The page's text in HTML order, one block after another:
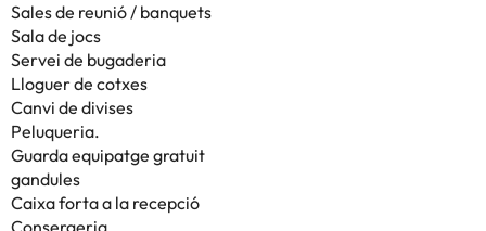
Sales de reunió / banquets
Sala de jocs
Servei de bugaderia
Lloguer de cotxes
Canvi de divises
Peluqueria.
Guarda equipatge gratuit
gandules
Caixa forta a la recepció
Consergeria